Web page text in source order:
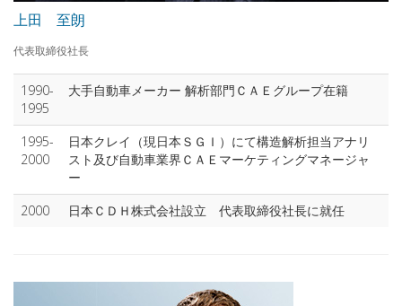
上田 至朗
代表取締役社長
1990-
1995
大手自動車メーカー 解析部門ＣＡＥグループ在籍
1995-
2000
日本クレイ（現日本ＳＧＩ）にて構造解析担当アナリ
スト及び自動車業界ＣＡＥマーケティングマネージャ
ー
2000
日本ＣＤＨ株式会社設立 代表取締役社長に就任